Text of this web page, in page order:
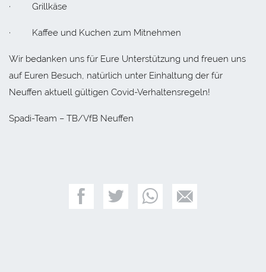
· Grillkäse
· Kaffee und Kuchen zum Mitnehmen
Wir bedanken uns für Eure Unterstützung und freuen uns
auf Euren Besuch, natürlich unter Einhaltung der für
Neuffen aktuell gültigen Covid-Verhaltensregeln!
Spadi-Team – TB/VfB Neuffen